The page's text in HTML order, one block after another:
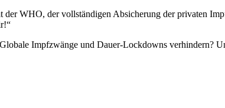
der WHO, der vollständigen Absicherung der privaten
Impfzwänge und Dauer-Lockdowns verhindern?